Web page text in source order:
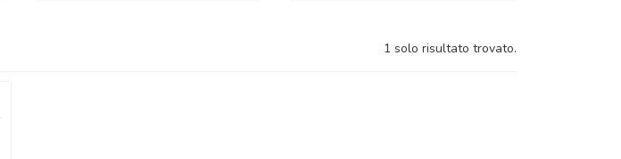
1 solo risultato trovato.